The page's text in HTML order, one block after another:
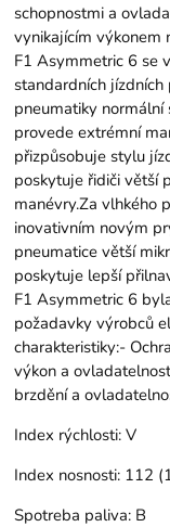
schopnostmi a
vynikajícím výkonem
F1 Asymmetric 6 se
standardních
pneumatiky normální
provede extrémní
přizpůsobuje stylu
poskytuje řidiči větší
manévry.Za vlhkého
inovativním novým
pneumatice větší
poskytuje lepší
F1 Asymmetric 6
požadavky výrobců
charakteristiky:-
výkon a
brzdění a
Index rýchlosti: V
Index nosnosti: 112
Spotreba paliva: B